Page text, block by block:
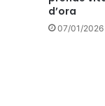
d’ora
07/01/2026